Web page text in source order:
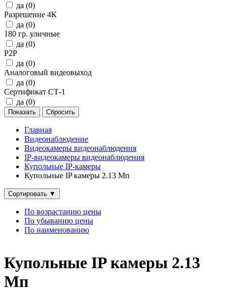
да (0)
Разрешение 4К
да (0)
180 гр. уличные
да (0)
P2P
да (0)
Аналоговый видеовыход
да (0)
Сертификат СТ-1
да (0)
Главная
Видеонаблюдение
Видеокамеры видеонаблюдения
IP‑видеокамеры видеонаблюдения
Купольные IP‑камеры
Купольные IP камеры 2.13 Мп
Сортировать ▼
По возрастанию цены
По убыванию цены
По наименованию
Купольные IP камеры 2.13
Мп